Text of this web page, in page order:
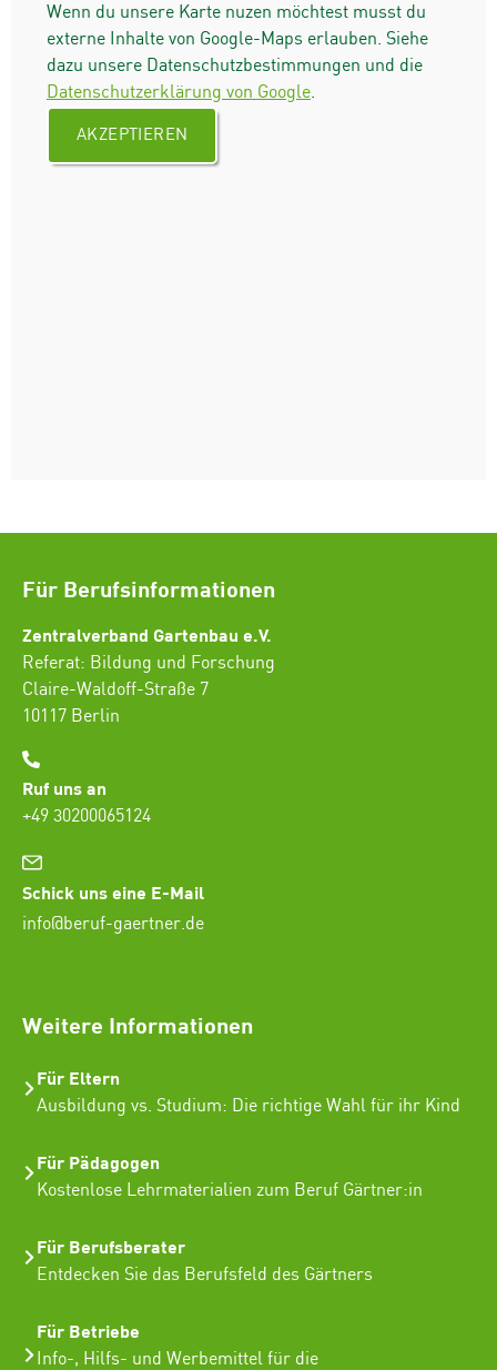
Wenn du unsere Karte nuzen möchtest musst du
externe Inhalte von Google-Maps erlauben. Siehe
dazu unsere Datenschutzbestimmungen und die
Datenschutzerklärung von Google.
AKZEPTIEREN
Für Berufsinformationen
Zentralverband Gartenbau e.V.
Referat: Bildung und Forschung
Claire-Waldoff-Straße 7
10117 Berlin
Ruf uns an
+49 30200065124
Schick uns eine E-Mail
info@beruf-gaertner.de
Weitere Informationen
Für Eltern
Ausbildung vs. Studium: Die richtige Wahl für ihr Kind
Für Pädagogen
Kostenlose Lehrmaterialien zum Beruf Gärtner:in
Für Berufsberater
Entdecken Sie das Berufsfeld des Gärtners
Für Betriebe
Info-, Hilfs- und Werbemittel für die